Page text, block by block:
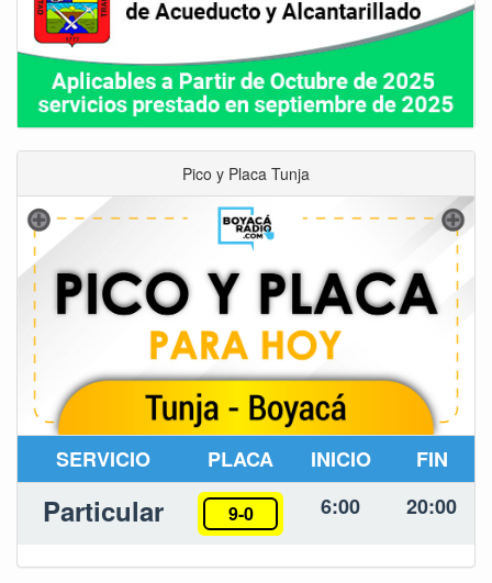
Pico y Placa Tunja
SERVICIO PLACA INICIO FIN
Particular 9-0 6:00 20:00